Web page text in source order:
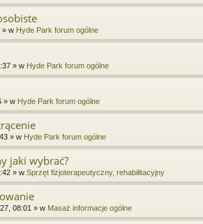
» w Hyde Park forum ogólne
» w Hyde Park forum ogólne
» w Hyde Park forum ogólne
» w Hyde Park forum ogólne
jaki wybrać?
» w Sprzęt fizjoterapeutyczny, rehabilitacyjny
08:01 » w Masaż informacje ogólne